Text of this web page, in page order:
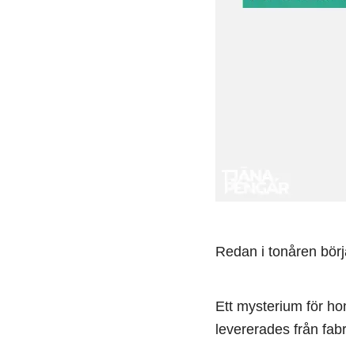
Redan i tonåren
Ett mysterium för
levererades från